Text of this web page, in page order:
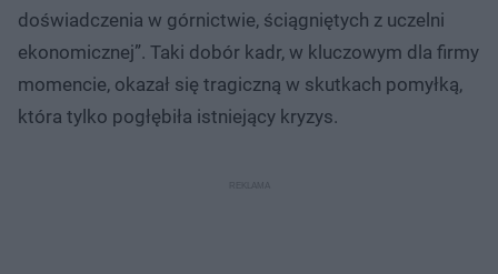
doświadczenia w górnictwie, ściągniętych z uczelni
ekonomicznej”. Taki dobór kadr, w kluczowym dla firmy
momencie, okazał się tragiczną w skutkach pomyłką,
która tylko pogłębiła istniejący kryzys.